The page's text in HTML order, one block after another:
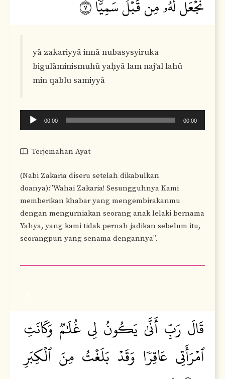
yā zakariyyā innā nubasysyiruka
bigulāminismuhū yaḥyā lam naj‘al lahū
min qablu samiyyā
Audio
Player
00:00 00:00
Terjemahan Ayat
(Nabi Zakaria diseru setelah dikabulkan
doanya):”Wahai Zakaria! Sesungguhnya Kami
memberikan khabar yang mengembirakanmu
dengan mengurniakan seorang anak lelaki bernama
Yahya, yang kami tidak pernah jadikan sebelum itu,
seorangpun yang senama dengannya”.